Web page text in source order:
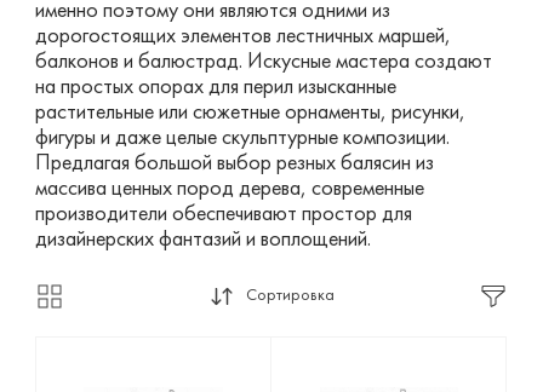
именно поэтому они являются одними из
дорогостоящих элементов лестничных маршей,
балконов и балюстрад. Искусные мастера создают
на простых опорах для перил изысканные
растительные или сюжетные орнаменты, рисунки,
фигуры и даже целые скульптурные композиции.
Предлагая большой выбор резных балясин из
массива ценных пород дерева, современные
производители обеспечивают простор для
дизайнерских фантазий и воплощений.
Сортировка